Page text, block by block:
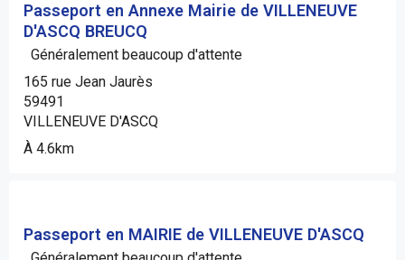
Passeport en Annexe Mairie de VILLENEUVE
D'ASCQ BREUCQ
Généralement beaucoup d'attente
165 rue Jean Jaurès
59491
VILLENEUVE D'ASCQ
À 4.6km
Passeport en MAIRIE de VILLENEUVE D'ASCQ